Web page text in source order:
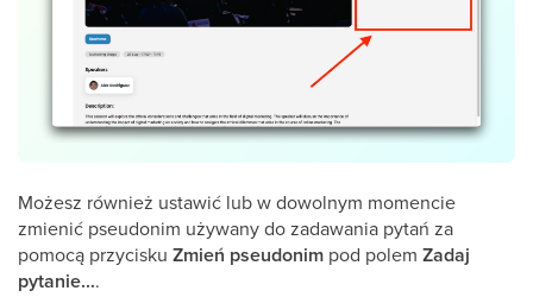
Możesz również ustawić lub w dowolnym momencie
zmienić pseudonim używany do zadawania pytań za
pomocą przycisku Zmień pseudonim pod polem Zadaj
pytanie....